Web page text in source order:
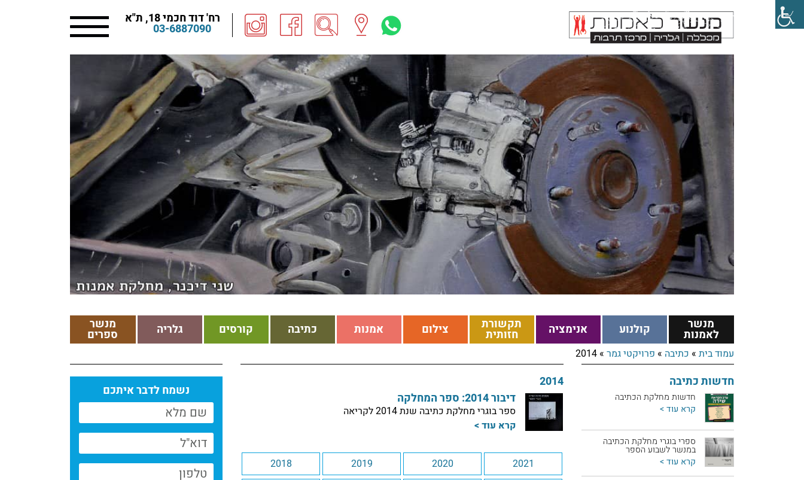
רח' דוד חכמי 18, ת"א
03-6887090
מנשר
לאמנות קולנוע אנימציה תקשורת
חזותית צילום אמנות כתיבה קורסים גלריה מנשר
ספרים
עמוד בית » כתיבה » פרויקטי גמר »
2014
2014
דיבור 2014: ספר המחלקה
ספר בוגרי מחלקת כתיבה שנת 2014 לקריאה
קרא עוד >
2021
2020
2019
2018
חדשות כתיבה
חדשות מחלקת הכתיבה
קרא עוד >
ספרי בוגרי מחלקת הכתיבה
במנשר לשבוע הספר
קרא עוד >
נשמח לדבר איתכם